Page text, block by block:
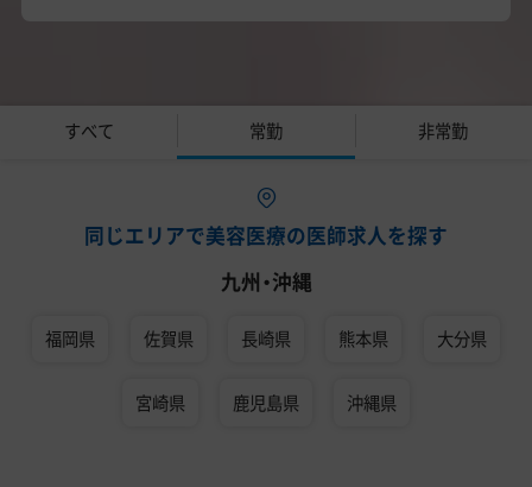
すべて 常勤 非常勤
同じエリアで美容医療の医師求人を探す
九州・沖縄
福岡県 佐賀県 長崎県 熊本県 大分県
宮崎県 鹿児島県 沖縄県